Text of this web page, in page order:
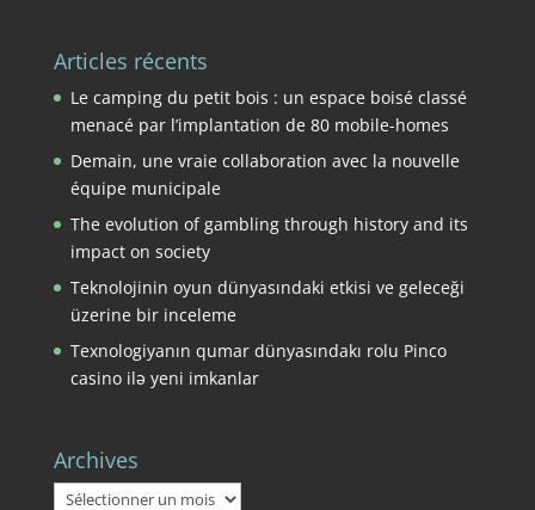
Articles récents
Le camping du petit bois : un espace boisé classé
menacé par l’implantation de 80 mobile-homes
Demain, une vraie collaboration avec la nouvelle
équipe municipale
The evolution of gambling through history and its
impact on society
Teknolojinin oyun dünyasındaki etkisi ve geleceği
üzerine bir inceleme
Texnologiyanın qumar dünyasındakı rolu Pinco
casino ilə yeni imkanlar
Archives
Archives